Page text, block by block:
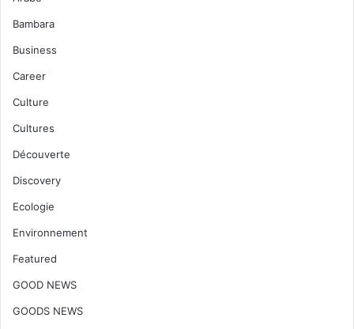
Bambara
Business
Career
Culture
Cultures
Découverte
Discovery
Ecologie
Environnement
Featured
GOOD NEWS
GOODS NEWS